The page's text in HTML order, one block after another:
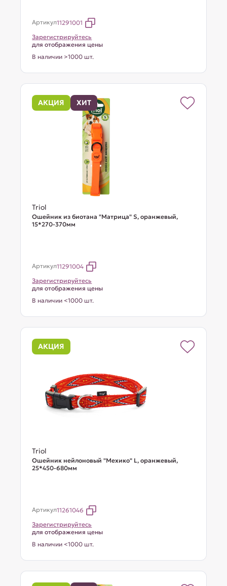
Артикул11291001
Зарегистрируйтесь
для отображения цены
В наличии >1000 шт.
АКЦИЯ ХИТ
Triol
Ошейник из биотана "Матрица" S, оранжевый,
15*270-370мм
Артикул11291004
Зарегистрируйтесь
для отображения цены
В наличии <1000 шт.
АКЦИЯ
Triol
Ошейник нейлоновый "Мехико" L, оранжевый,
25*450-680мм
Артикул11261046
Зарегистрируйтесь
для отображения цены
В наличии <1000 шт.